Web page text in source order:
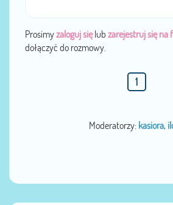
Prosimyzaloguj sięlub zarejestruj się na
dołączyć do rozmowy.
1
Moderatorzy: kasiora,